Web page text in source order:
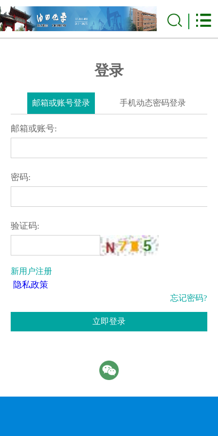
登录
邮箱或账号登录 手机动态密码登录
邮箱或账号:
密码:
验证码:
新用户注册
隐私政策
忘记密码?
立即登录